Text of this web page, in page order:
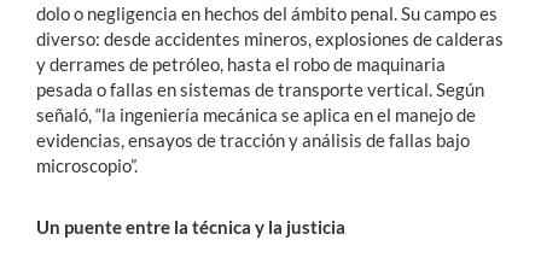
dolo o negligencia en hechos del ámbito penal. Su campo es
diverso: desde accidentes mineros, explosiones de calderas
y derrames de petróleo, hasta el robo de maquinaria
pesada o fallas en sistemas de transporte vertical. Según
señaló, “la ingeniería mecánica se aplica en el manejo de
evidencias, ensayos de tracción y análisis de fallas bajo
microscopio”.
Un puente entre la técnica y la justicia